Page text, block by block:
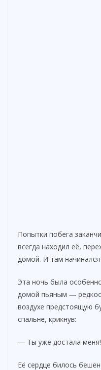
Попытки побега
всегда находил её,
домой. И там
Эта ночь была
домой пьяным —
воздухе предстоящую
спальне, крикнув:
— Ты уже достала меня!
Её сердце билось